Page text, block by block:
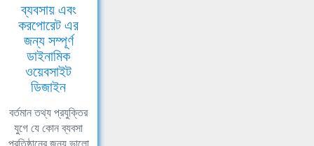
ব্যবসায় এবং
করপোরেট এর
জন্য সম্পূর্ণ
ডাইনামিক
ওয়েবসাইট
ডিজাইন
বর্তমান তথ্য প্রযুক্তির
যুগে যে কোন ব্যবসা